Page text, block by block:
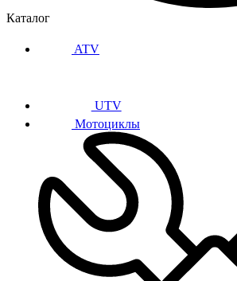
Каталог
ATV
UTV
Мотоциклы